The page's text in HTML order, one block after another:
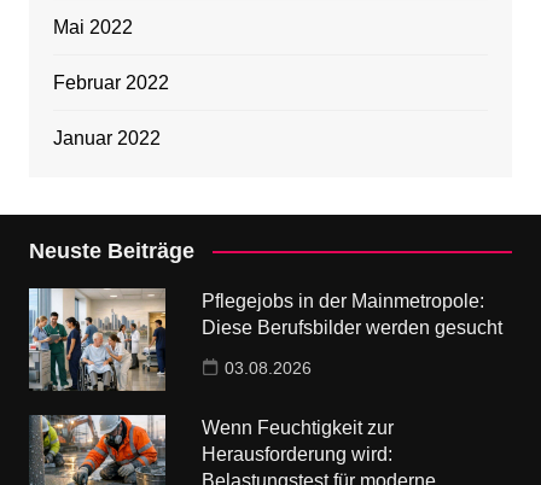
Mai 2022
Februar 2022
Januar 2022
Neuste Beiträge
Pflegejobs in der Mainmetropole:
Diese Berufsbilder werden gesucht
03.08.2026
Wenn Feuchtigkeit zur
Herausforderung wird:
Belastungstest für moderne